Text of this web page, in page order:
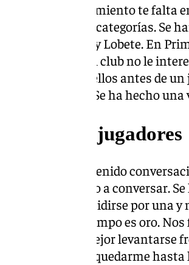
control y seguimiento te falta
las zonas y las categorías. Se
como Pastor y Lobete. En
por edad igual al club no le
tirar de ellos antes de
haciendo mal. Se ha hecho
con jugadores
jugadores hemos tenido
ellos se ha llegado a conversar.
Hubo que decidirse por una
no salen el tiempo es oro.
tampoco… Era mejor levantarse
importante que quedarme hasta